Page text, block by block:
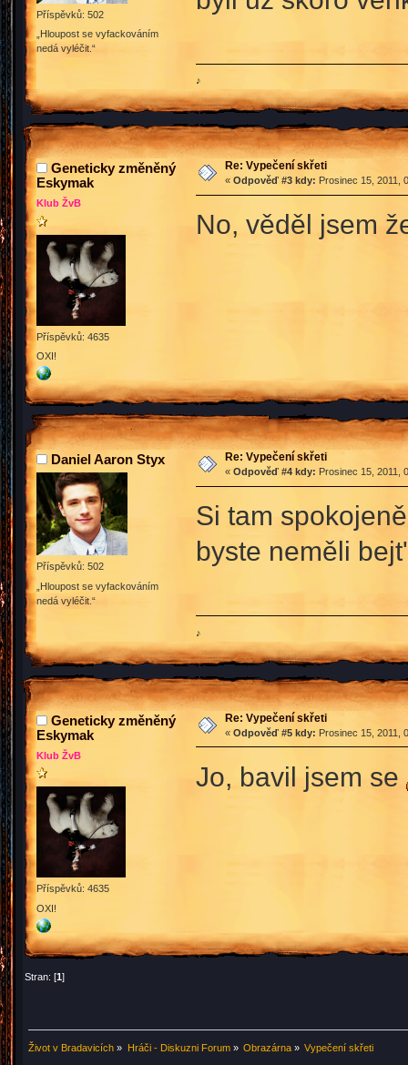
Příspěvků: 502
„Hloupost se vyfackováním
nedá vyléčit.“
♪
Geneticky změněný
Eskymak
Klub ŽvB
Příspěvků: 4635
OXI!
Re: Vypečení skřeti
« Odpověď #3 kdy: Prosinec 15, 2011,
No, věděl jsem
Daniel Aaron Styx
Příspěvků: 502
„Hloupost se vyfackováním
nedá vyléčit.“
Re: Vypečení skřeti
« Odpověď #4 kdy: Prosinec 15, 2011,
Si tam
byste neměli
♪
Geneticky změněný
Eskymak
Klub ŽvB
Příspěvků: 4635
OXI!
Re: Vypečení skřeti
« Odpověď #5 kdy: Prosinec 15, 2011,
Jo, bavil jsem se
Stran: [1]
Život v Bradavicích » Hráči - Diskuzni Forum» Obrazárna» Vypečení skřeti